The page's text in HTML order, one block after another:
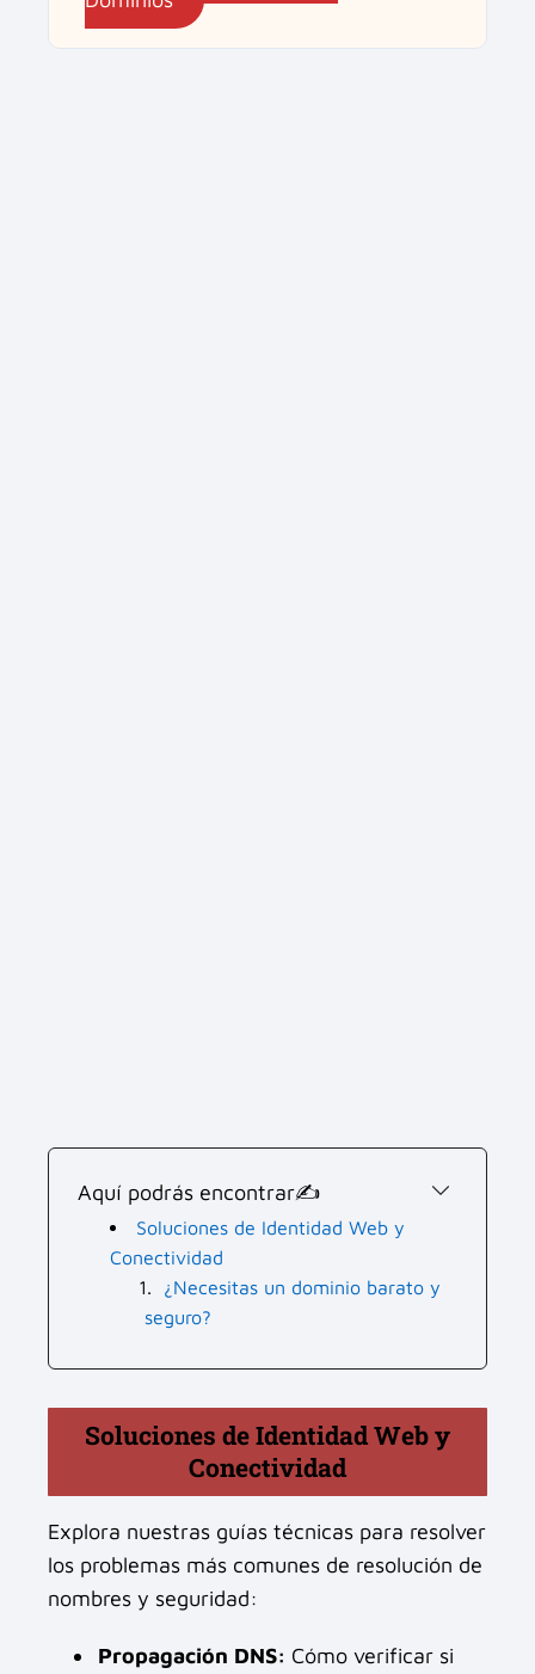
Aquí podrás encontrar✍
Soluciones de Identidad Web y
Conectividad
¿Necesitas un dominio barato y
seguro?
Soluciones de Identidad Web y
Conectividad
Explora nuestras guías técnicas para resolver
los problemas más comunes de resolución de
nombres y seguridad:
Propagación DNS: Cómo verificar si